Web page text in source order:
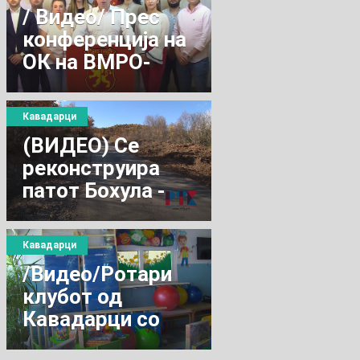
/ Видео/ Прес
конфeренција на
ОК на ВМРО-
ДПМНЕ-
Кавадарци
(ВИДЕО) Се
реконструира
патот Бохула -
Крњево
Кавадарци
/Видео/Ротари
клубот од
Кавадарци со
нова дoнација
Кавадарци